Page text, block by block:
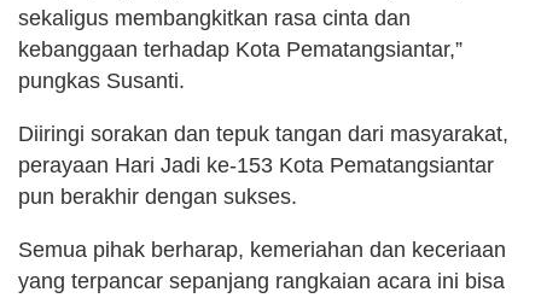
sekaligus membangkitkan rasa cinta dan
kebanggaan terhadap Kota Pematangsiantar,”
pungkas Susanti.
Diiringi sorakan dan tepuk tangan dari masyarakat,
perayaan Hari Jadi ke-153 Kota Pematangsiantar
pun berakhir dengan sukses.
Semua pihak berharap, kemeriahan dan keceriaan
yang terpancar sepanjang rangkaian acara ini bisa